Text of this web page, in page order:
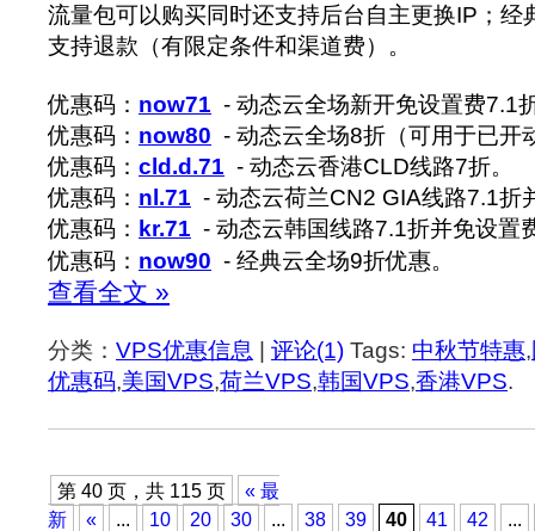
流量包可以购买同时还支持后台自主更换IP；经
支持退款（有限定条件和渠道费）。
优惠码： now71 - 动态云全场新开免设置费7.1
优惠码： now80 - 动态云全场8折（可用于已开
优惠码： cld.d.71 - 动态云香港CLD线路7折。
优惠码： nl.71 - 动态云荷兰CN2 GIA线路7.1折
优惠码： kr.71 - 动态云韩国线路7.1折并免设置
优惠码： now90 - 经典云全场9折优惠。
查看全文 »
分类： VPS优惠信息 评论(1) Tags: 中秋节特惠,
优惠码,美国VPS,荷兰VPS,韩国VPS,香港VPS.
第 40 页，共 115 页
« 最
新
« ... 10 20 30 ... 38 39 40 41 42 ...